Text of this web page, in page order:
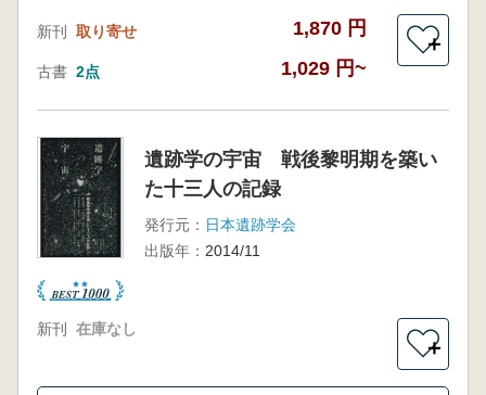
新刊 取り寄せ 1,870 円
古書 2点 1,029 円~
＋
遺跡学の宇宙 戦後黎明期を築い
た十三人の記録
発行元： 日本遺跡学会
出版年： 2014/11
新刊 在庫なし
＋